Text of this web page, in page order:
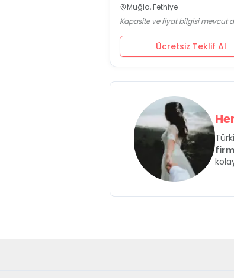
Muğla, Fethiye
Kapasite ve fiyat bilgisi mevcut
Ücretsiz Teklif Al